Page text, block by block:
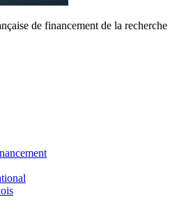
de financement de la recherche